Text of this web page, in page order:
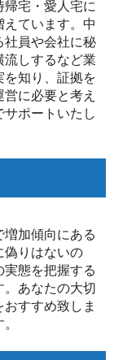
宅・愛人宅に
ています。中
社員や会社に秘
流しするなど業
を知り、証拠を
に必要と考え
サポートいたし
加傾向にある
偽りはないの
態を把握する
あなたの大切
すすめ致しま